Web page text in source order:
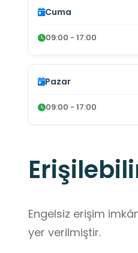
Cuma
09:00 - 17:00
Pazar
09:00 - 17:00
Engelsiz erişim
yer verilmiştir.